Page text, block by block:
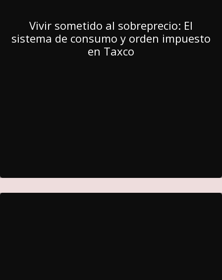
Vivir sometido al sobreprecio: El
sistema de consumo y orden impuesto
en Taxco